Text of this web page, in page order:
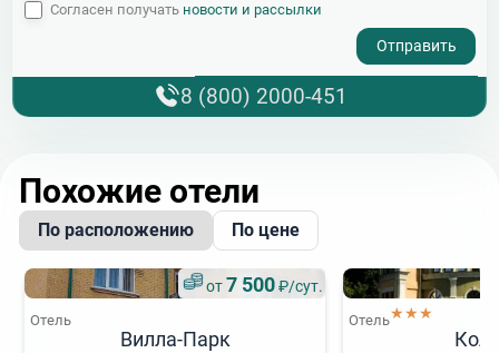
Согласен получать новости и рассылки
8 (800) 2000-451
Похожие отели
По расположению По цене
от7 500₽/сут.
Отель
Вилла-Парк
Отель★★★